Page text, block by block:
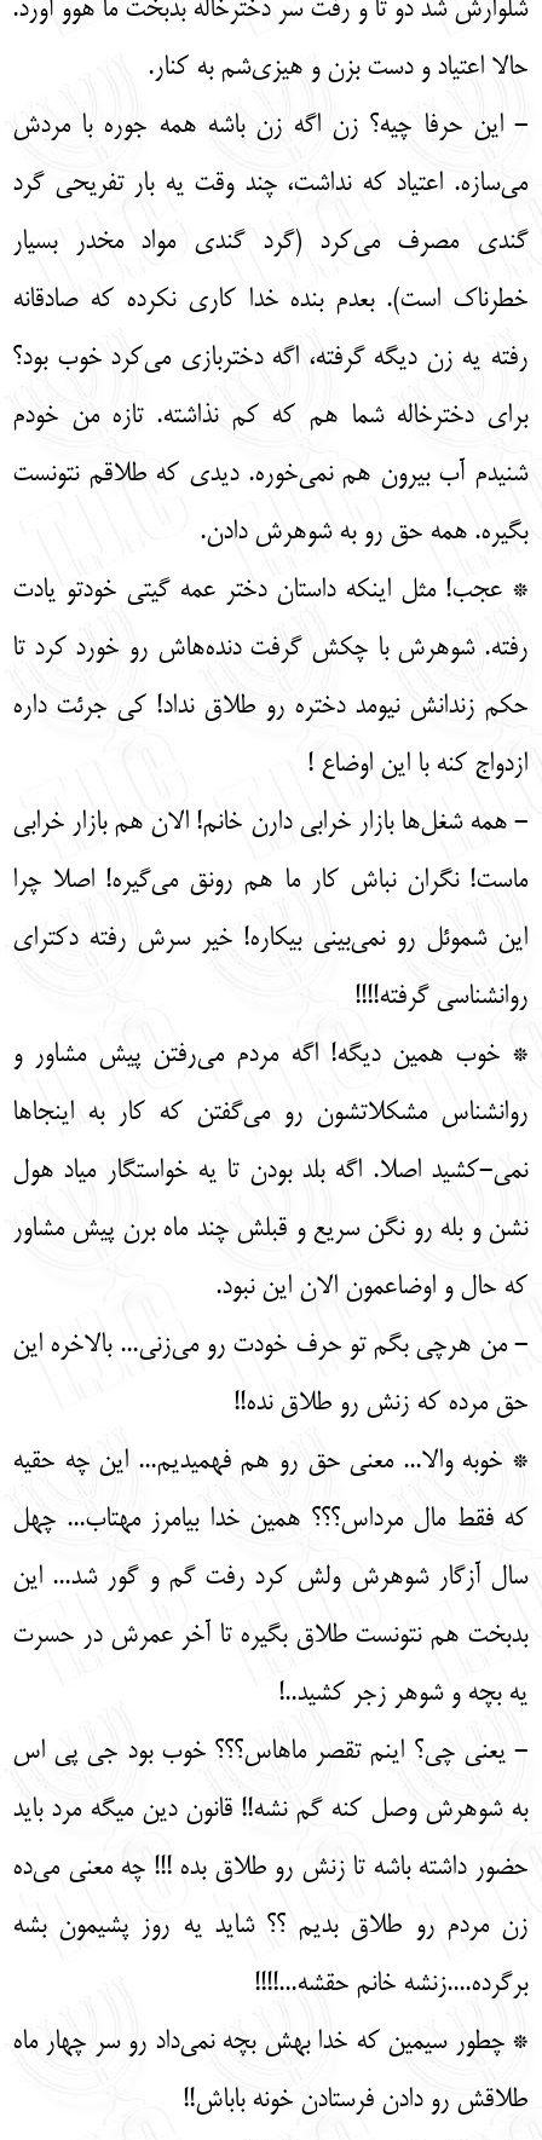
شلوارش شد دو تا و رفت سر دخترخاله بدبخت ما هوو آورد.
حالا اعتیاد و دست بزن و هیزی‌شم به کنار.
- این حرفا چیه؟ زن اگه زن باشه همه جوره با مردش
می‌سازه. اعتیاد که نداشت، چند وقت یه بار تفریحی گرد
گندی مصرف می‌کرد (گرد گندی مواد مخدر بسیار
خطرناک است). بعدم بنده خدا کاری نکرده که صادقانه
رفته یه زن دیگه گرفته، اگه دختربازی می‌کرد خوب بود؟
برای دخترخاله شما هم که کم نذاشته. تازه من خودم
شنیدم آب بیرون هم نمی‌خوره. دیدی که طلاقم نتونست
بگیره. همه حق رو به شوهرش دادن.
* عجب! مثل اینکه داستان دختر عمه گیتی خودتو یادت
رفته. شوهرش با چکش گرفت دنده‌هاش رو خورد کرد تا
حکم زندانش نیومد دختره رو طلاق نداد! کی جرئت داره
ازدواج کنه با این اوضاع !
- همه شغل‌ها بازار خرابی دارن خانم! الان هم بازار خرابی
ماست! نگران نباش کار ما هم رونق می‌گیره! اصلا چرا
این شموئل رو نمی‌بینی بیکاره! خیر سرش رفته دکترای
روانشناسی گرفته!!!!
* خوب همین دیگه! اگه مردم می‌رفتن پیش مشاور و
روانشناس مشکلاتشون رو می‌گفتن که کار به اینجاها
نمی-کشید اصلا. اگه بلد بودن تا یه خواستگار میاد هول
نشن و بله رو نگن سریع و قبلش چند ماه برن پیش مشاور
که حال و اوضاعمون الان این نبود.
- من هرچی بگم تو حرف خودت رو می‌زنی... بالاخره این
حق مرده که زنش رو طلاق نده!!
* خوبه والا... معنی حق رو هم فهمیدیم... این چه حقیه
که فقط مال مرداس؟؟؟ همین خدا بیامرز مهتاب... چهل
سال آزگار شوهرش ولش کرد رفت گم و گور شد... این
بدبخت هم نتونست طلاق بگیره تا آخر عمرش در حسرت
یه بچه و شوهر زجر کشید..!
- یعنی چی؟ اینم تقصر ماهاس؟؟؟ خوب بود جی پی اس
به شوهرش وصل کنه گم نشه!! قانون دین میگه مرد باید
حضور داشته باشه تا زنش رو طلاق بده !!! چه معنی می‌ده
زن مردم رو طلاق بدیم ؟؟ شاید یه روز پشیمون بشه
برگرده....زنشه خانم حقشه...!!!!
* چطور سیمین که خدا بهش بچه نمی‌داد رو سر چهار ماه
طلاقش رو دادن فرستادن خونه باباش!!